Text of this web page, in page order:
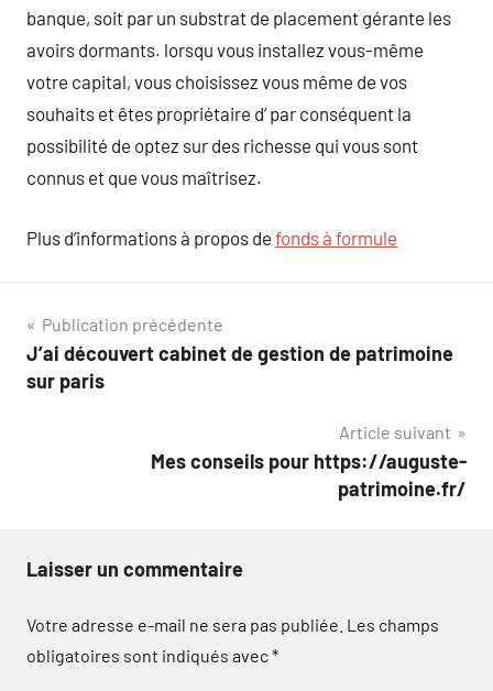
banque, soit par un substrat de placement gérante les
avoirs dormants. lorsqu vous installez vous-même
votre capital, vous choisissez vous même de vos
souhaits et êtes propriétaire d’ par conséquent la
possibilité de optez sur des richesse qui vous sont
connus et que vous maîtrisez.
Plus d’informations à propos de fonds à formule
Navigation
de
Publication précédente
J’ai découvert cabinet de gestion de patrimoine
sur paris
Article suivant
Mes conseils pour https://auguste-
patrimoine.fr/
Laisser un commentaire
Votre adresse e-mail ne sera pas publiée. Les champs
obligatoires sont indiqués avec*